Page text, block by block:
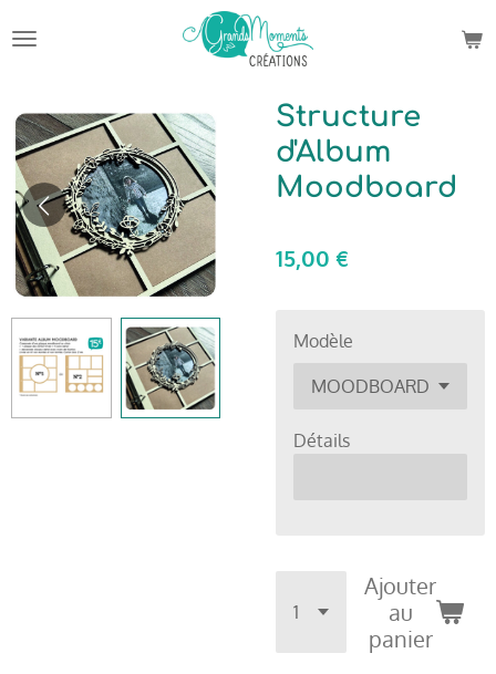
au
Structure
d'Album
Moodboard
15,00 €
Modèle
Détails
Ajouter
au
panier